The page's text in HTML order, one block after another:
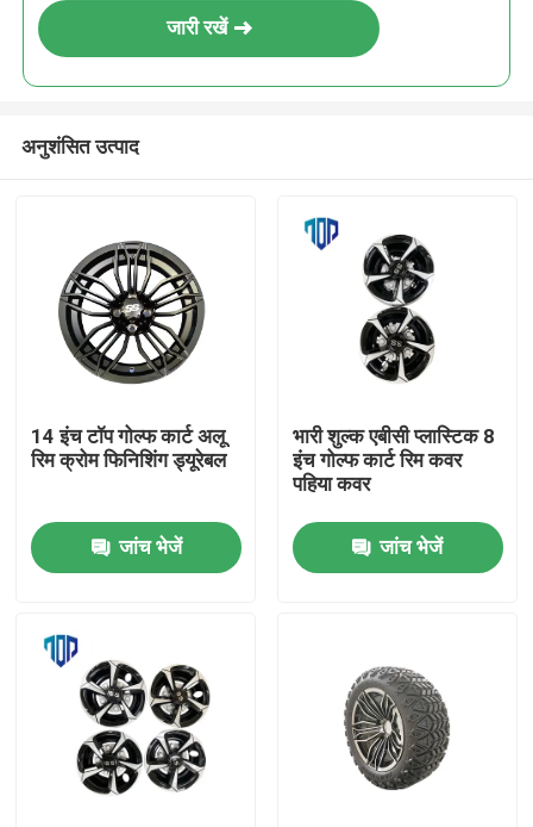
उत्पादों
हमारे बारे में
जारी रखें
अनुशंसित उत्पाद
14 इंच टॉप गोल्फ कार्ट अलू
रिम क्रोम फिनिशिंग ड्यूरेबल
जांच भेजें
भारी शुल्क एबीसी प्लास्टिक 8
इंच गोल्फ कार्ट रिम कवर
पहिया कवर
जांच भेजें